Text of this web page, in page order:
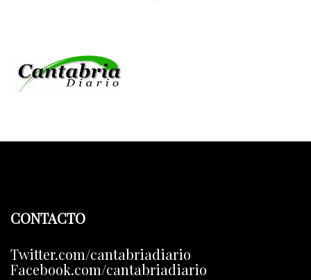
CONTACTO
Twitter.com/cantabriadiario
Facebook.com/cantabriadiario